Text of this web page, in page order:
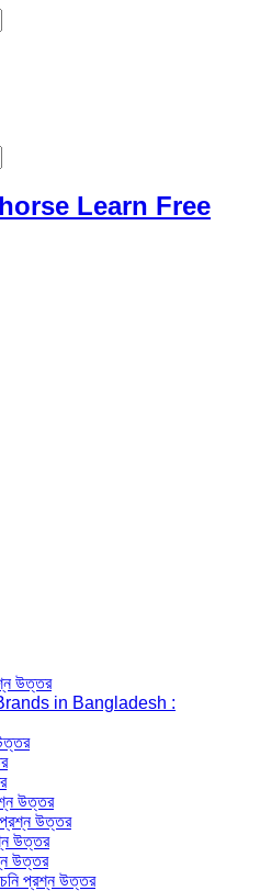
Learn Free
উত্তর
in Bangladesh :
উত্তর
প্রশ্ন উত্তর
উত্তর
উত্তর
প্রশ্ন উত্তর